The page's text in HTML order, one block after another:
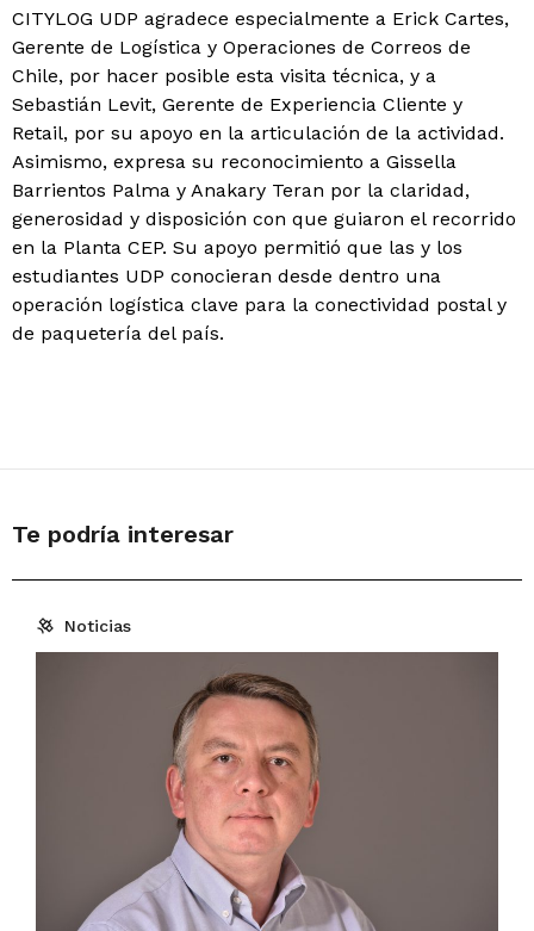
CITYLOG UDP agradece especialmente a Erick Cartes,
Gerente de Logística y Operaciones de Correos de
Chile, por hacer posible esta visita técnica, y a
Sebastián Levit, Gerente de Experiencia Cliente y
Retail, por su apoyo en la articulación de la actividad.
Asimismo, expresa su reconocimiento a Gissella
Barrientos Palma y Anakary Teran por la claridad,
generosidad y disposición con que guiaron el recorrido
en la Planta CEP. Su apoyo permitió que las y los
estudiantes UDP conocieran desde dentro una
operación logística clave para la conectividad postal y
de paquetería del país.
Te podría interesar
Noticias